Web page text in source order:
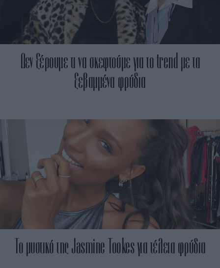
Δεν ξέρουμε τι να σκεφτούμε για το trend με τα
ξεβαμμένα φρύδια
Το μυστικό της Jasmine Tookes για τέλεια φρύδια